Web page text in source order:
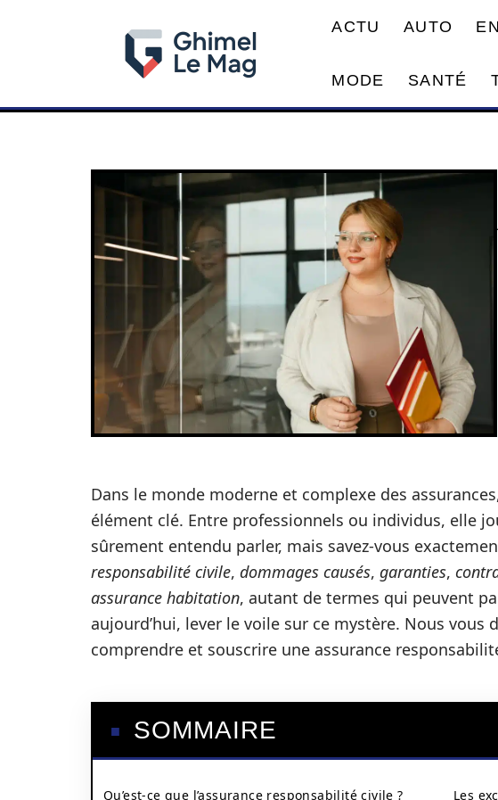
ACTU AUTO
MODE SANTÉ
Dans le monde moderne et complexe des
élément clé. Entre professionnels ou individus, elle
sûrement entendu parler, mais savez-vous
responsabilité civile, dommages causés, garanties,
assurance habitation, autant de termes qui peuvent
aujourd’hui, lever le voile sur ce mystère. Nous
comprendre et souscrire une assurance
SOMMAIRE
Qu’est-ce que l’assurance responsabilité civile ?
Les